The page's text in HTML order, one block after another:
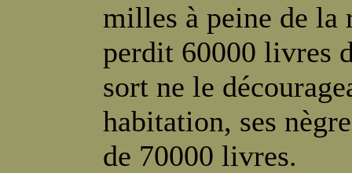
milles à peine de la
perdit 60000 livres
sort ne le
habitation, ses
de 70000 livres.